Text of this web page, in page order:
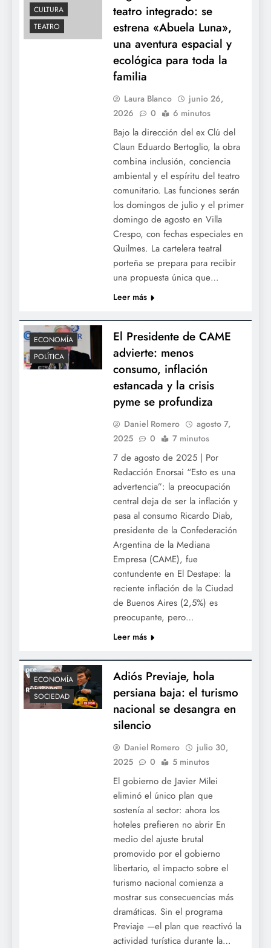
CULTURA
TEATRO
teatro integrado: se
estrena «Abuela Luna»,
una aventura espacial y
ecológica para toda la
familia
Laura Blanco
junio 26,
2026
0 6 minutos
Bajo la dirección del ex Clú del
Claun Eduardo Bertoglio, la obra
combina inclusión, conciencia
ambiental y el espíritu del teatro
comunitario. Las funciones serán
los domingos de julio y el primer
domingo de agosto en Villa
Crespo, con fechas especiales en
Quilmes. La cartelera teatral
porteña se prepara para recibir
una propuesta única que…
Leer más
ECONOMÍA
POLÍTICA
El Presidente de CAME
advierte: menos
consumo, inflación
estancada y la crisis
pyme se profundiza
Daniel Romero
agosto 7,
2025
0 7 minutos
7 de agosto de 2025 | Por
Redacción Enorsai “Esto es una
advertencia”: la preocupación
central deja de ser la inflación y
pasa al consumo Ricardo Diab,
presidente de la Confederación
Argentina de la Mediana
Empresa (CAME), fue
contundente en El Destape: la
reciente inflación de la Ciudad
de Buenos Aires (2,5%) es
preocupante, pero…
Leer más
ECONOMÍA
SOCIEDAD
Adiós Previaje, hola
persiana baja: el turismo
nacional se desangra en
silencio
Daniel Romero
julio 30,
2025
0 5 minutos
El gobierno de Javier Milei
eliminó el único plan que
sostenía al sector: ahora los
hoteles prefieren no abrir En
medio del ajuste brutal
promovido por el gobierno
libertario, el impacto sobre el
turismo nacional comienza a
mostrar sus consecuencias más
dramáticas. Sin el programa
Previaje —el plan que reactivó la
actividad turística durante la…